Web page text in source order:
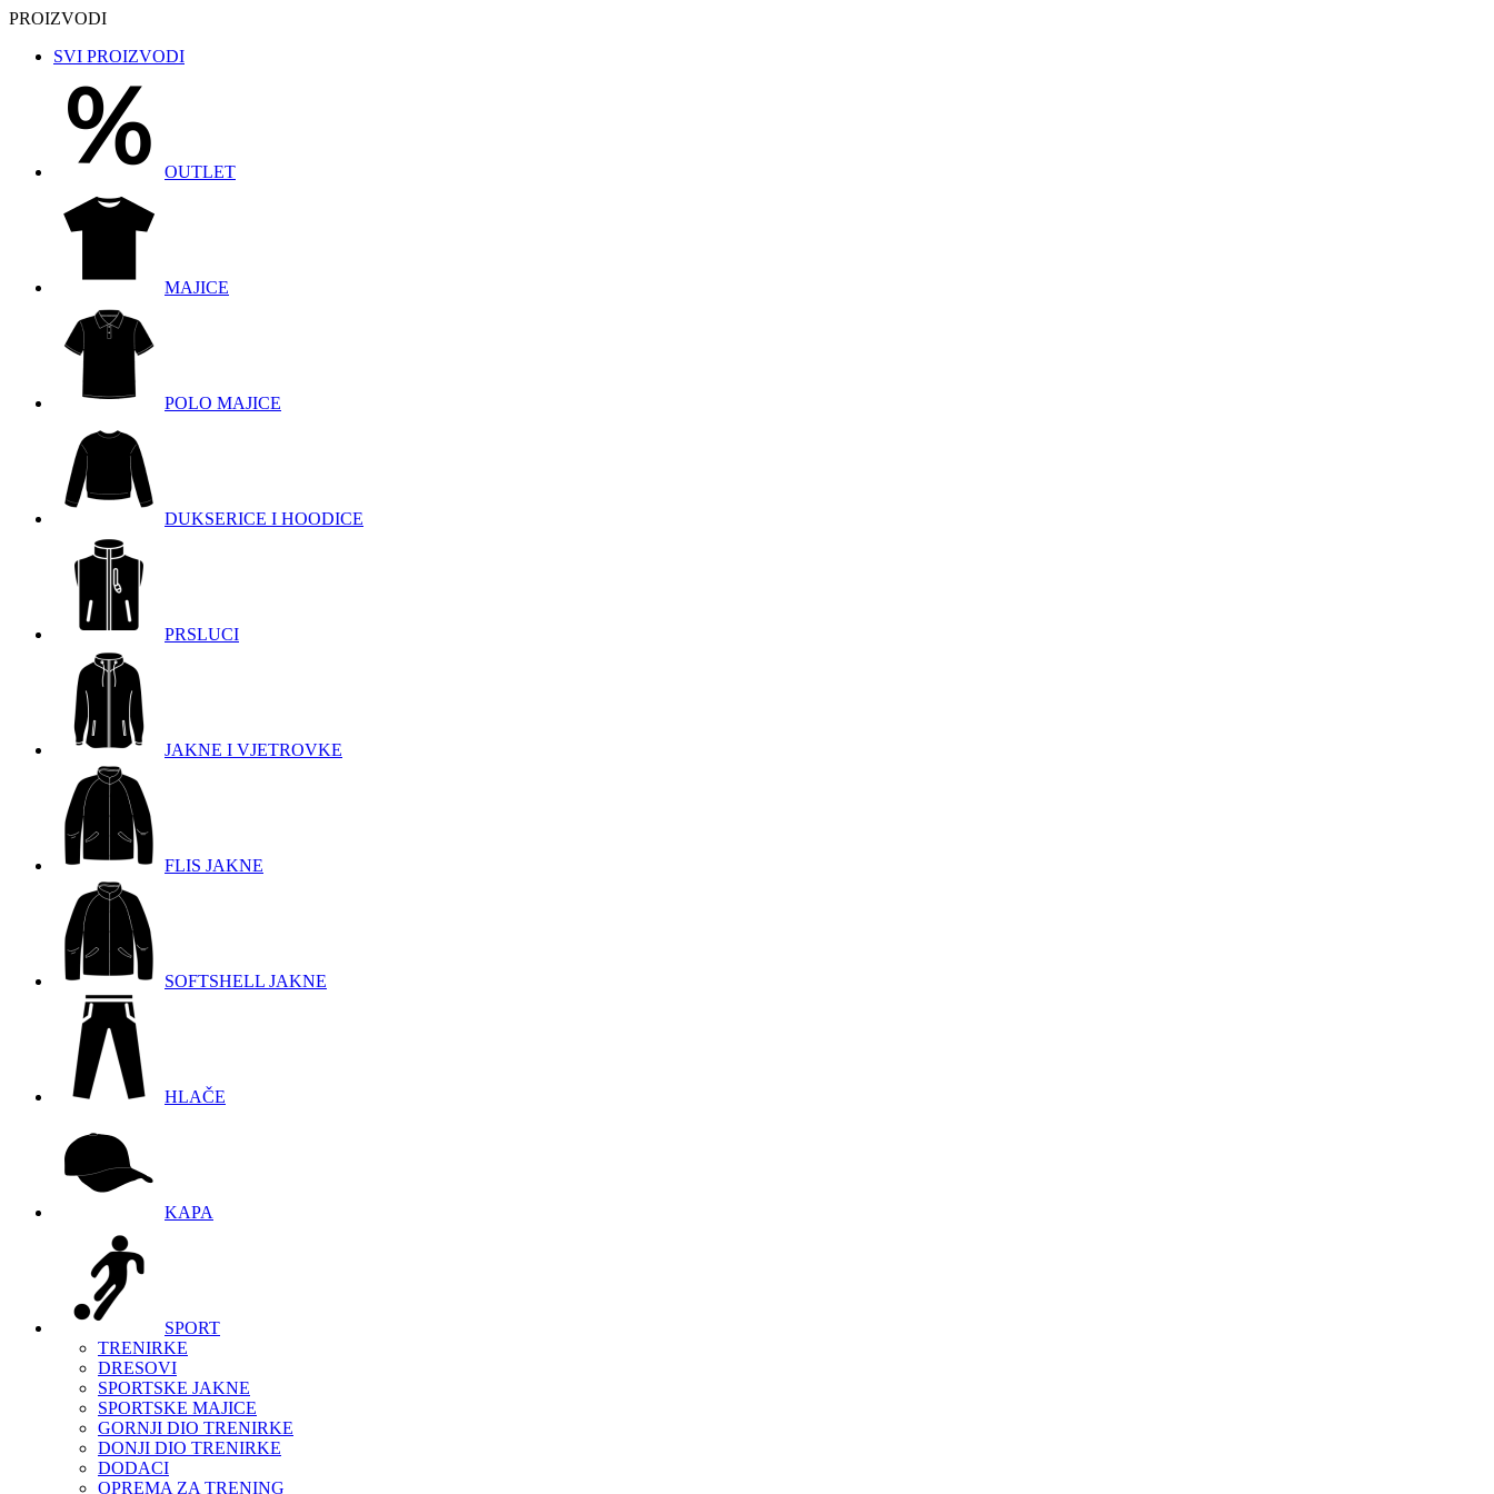
PROIZVODI
SVI PROIZVODI
OUTLET
MAJICE
POLO MAJICE
DUKSERICE I HOODICE
PRSLUCI
JAKNE I VJETROVKE
FLIS JAKNE
SOFTSHELL JAKNE
HLAČE
KAPA
SPORT
TRENIRKE
DRESOVI
SPORTSKE JAKNE
SPORTSKE MAJICE
GORNJI DIO TRENIRKE
DONJI DIO TRENIRKE
DODACI
OPREMA ZA TRENING